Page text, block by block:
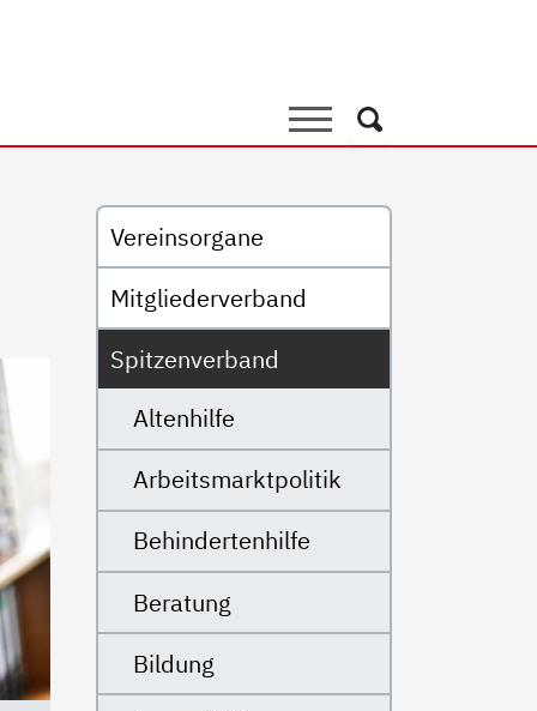
Suche
Suche
Untermenü
Vereinsorgane
Mitgliederverband
Spitzenverband
Altenhilfe
Arbeitsmarktpolitik
Behindertenhilfe
Beratung
Bildung